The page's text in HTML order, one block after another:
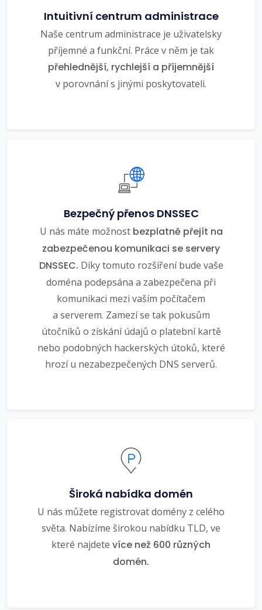
Intuitivní centrum administrace
Naše centrum administrace je uživatelsky
příjemné a funkční. Práce v něm je tak
přehlednější, rychlejší a příjemnější
v porovnání s jinými poskytovateli.
Bezpečný přenos DNSSEC
U nás máte možnost bezplatně přejít na
zabezpečenou komunikaci se servery
DNSSEC. Díky tomuto rozšíření bude vaše
doména podepsána a zabezpečena při
komunikaci mezi vaším počítačem
a serverem. Zamezí se tak pokusům
útočníků o získání údajů o platební kartě
nebo podobných hackerských útoků, které
hrozí u nezabezpečených DNS serverů.
Široká nabídka domén
U nás můžete registrovat domény z celého
světa. Nabízíme širokou nabídku TLD, ve
které najdete více než 600 různých
domén.